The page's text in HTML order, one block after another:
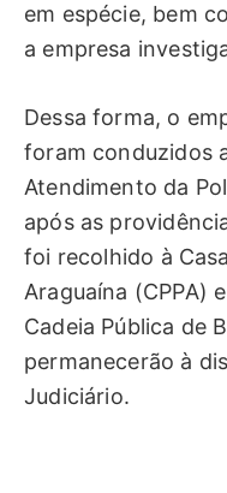
em espécie, bem
a empresa
Dessa forma, o
foram conduzidos
Atendimento da
após as
foi recolhido à
Araguaína (CPPA)
Cadeia Pública de
permanecerão à
Judiciário.